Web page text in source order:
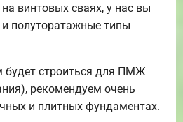
винтовых сваях, у нас вы
полуторатажные типы
будет строиться для ПМЖ
рекомендуем очень
и плитных фундаментах.